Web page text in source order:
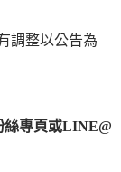
調整以公告為
絲專頁或LINE@